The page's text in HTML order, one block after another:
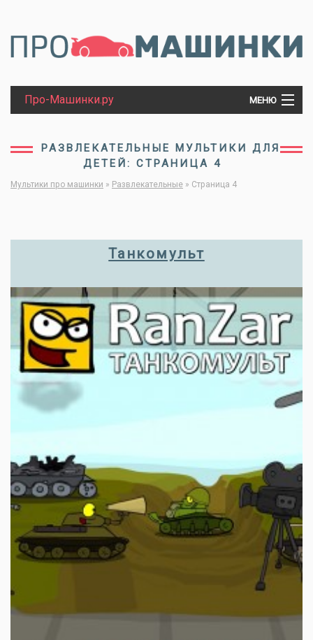
Про-Машинки.ру МЕНЮ
ТРАКТОРЫ
РАЗВЛЕКАТЕЛЬНЫЕ МУЛЬТИКИ ДЛЯ
ДЕТЕЙ: СТРАНИЦА 4
Мультики про машинки » Развлекательные » Страница 4
Танкомульт